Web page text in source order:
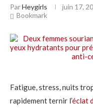
ParHeygirls juin 17,
Bookmark
Fatigue, stress, nuits
rapidement ternir l’éclat